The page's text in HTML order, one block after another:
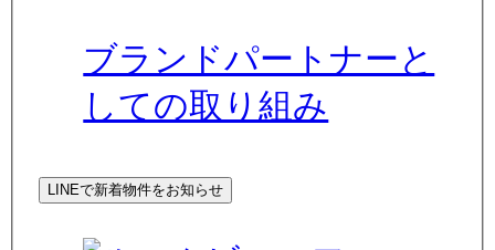
ブランドパートナーと
しての取り組み
LINEで新着物件をお知らせ